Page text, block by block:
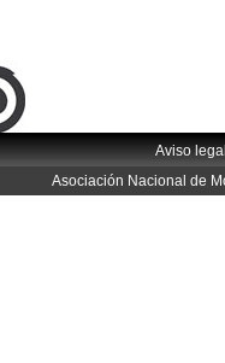
Aviso
Asociación Nacional de